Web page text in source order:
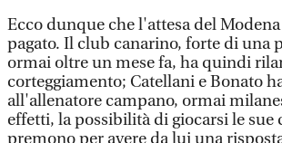
Ecco dunque che l'attesa del
pagato. Il club canarino, forte di una
ormai oltre un mese fa, ha quindi
corteggiamento; Catellani e Bonato
all'allenatore campano, ormai
effetti, la possibilità di giocarsi le sue
premono per avere da lui una